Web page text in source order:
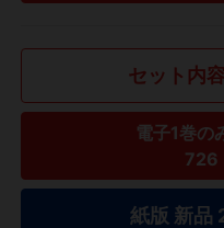
セット内
電子1巻の
726
紙版 新品